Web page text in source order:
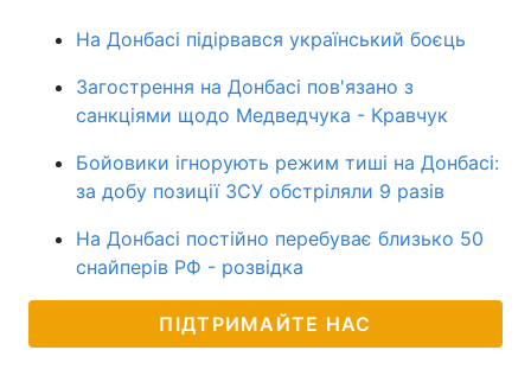
На Донбасі підірвався український боєць
Загострення на Донбасі пов'язано з
санкціями щодо Медведчука - Кравчук
Бойовики ігнорують режим тиші на Донбасі:
за добу позиції ЗСУ обстріляли 9 разів
На Донбасі постійно перебуває близько 50
снайперів РФ - розвідка
ПІДТРИМАЙТЕ НАС